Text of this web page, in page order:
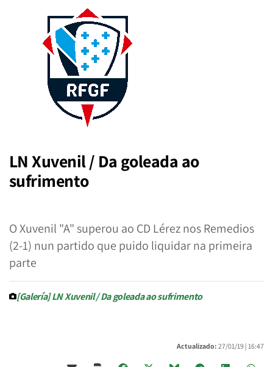
LN Xuvenil / Da goleada ao
sufrimento
O Xuvenil "A" superou ao CD Lérez nos Remedios
(2-1) nun partido que puido liquidar na primeira
parte
[Galería] LN Xuvenil / Da goleada ao sufrimento
Actualizado: 27/01/19 | 16:47